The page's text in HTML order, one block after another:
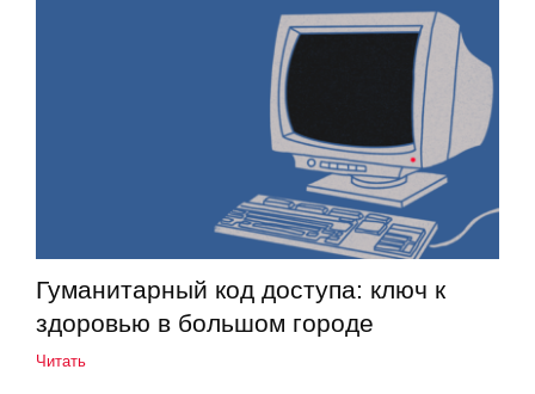
Гуманитарный код доступа: ключ к
здоровью в большом городе
Читать